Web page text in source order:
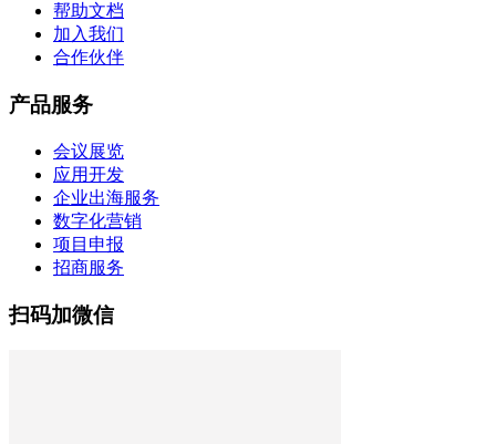
帮助文档
加入我们
合作伙伴
产品服务
会议展览
应用开发
企业出海服务
数字化营销
项目申报
招商服务
扫码加微信